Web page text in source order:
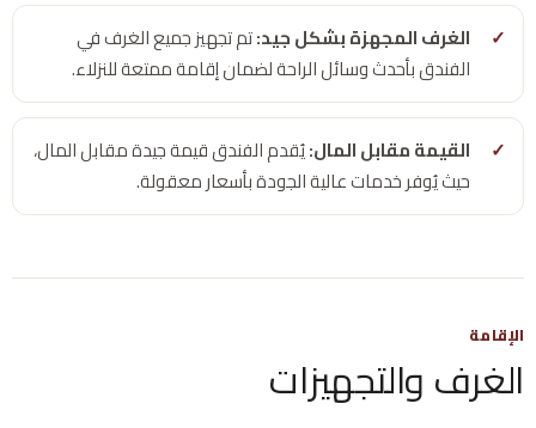
الغرف المجهزة بشكل جيد:تم تجهيز جميع الغرف في
الفندق بأحدث وسائل الراحة لضمان إقامة ممتعة للنزلاء.
القيمة مقابل المال:يُقدم الفندق قيمة جيدة مقابل المال،
حيث يُوفر خدمات عالية الجودة بأسعار معقولة.
الإقامة
الغرف والتجهيزات